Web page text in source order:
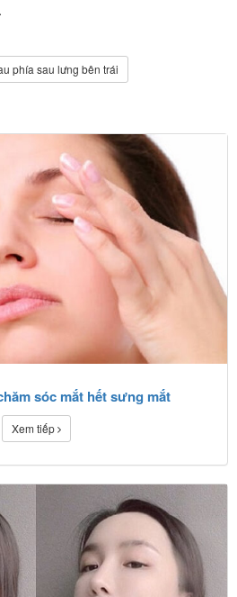
phía sau lưng bên trái
sóc mắt hết sưng mắt
Xem tiếp